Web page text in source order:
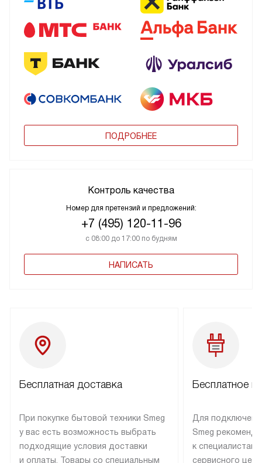
ПОДРОБНЕЕ
Контроль качества
Номер для претензий и предложений:
+7 (495) 120-11-96
с 08:00 до 17:00 по будням
НАПИСАТЬ
Бесплатная доставка
При покупке бытовой техники Smeg
у вас есть возможность выбрать
подходящие условия доставки
и оплаты. Товары со специальным
Бесплатное
Для
Smeg
к специалистам
сервисного